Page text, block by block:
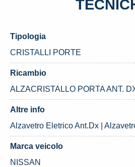
Tipologia
CRISTALLI PORTE
Ricambio
ALZACRISTALLO PORTA ANT.
Altre info
Alzavetro Eletrico Ant.Dx |
Marca veicolo
NISSAN